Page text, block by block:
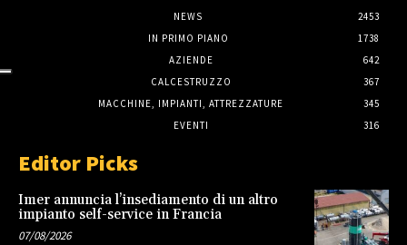
NEWS
2453
IN PRIMO PIANO
1738
AZIENDE
642
CALCESTRUZZO
367
MACCHINE, IMPIANTI, ATTREZZATURE
345
EVENTI
316
Editor Picks
Imer annuncia l’insediamento di un altro
impianto self-service in Francia
07/08/2026